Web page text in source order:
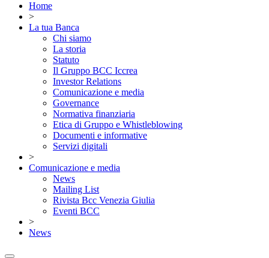
Home
>
La tua Banca
Chi siamo
La storia
Statuto
Il Gruppo BCC Iccrea
Investor Relations
Comunicazione e media
Governance
Normativa finanziaria
Etica di Gruppo e Whistleblowing
Documenti e informative
Servizi digitali
>
Comunicazione e media
News
Mailing List
Rivista Bcc Venezia Giulia
Eventi BCC
>
News